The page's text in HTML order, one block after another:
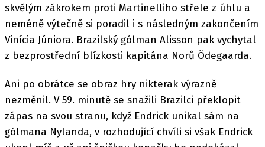
skvělým zákrokem proti Martinelliho střele z úhlu a
neméně výtečně si poradil i s následným zakončením
Vinícia Júniora. Brazilský gólman Alisson pak vychytal
z bezprostřední blízkosti kapitána Norů Ödegaarda.
Ani po obrátce se obraz hry nikterak výrazně
nezměnil. V 59. minutě se snažili Brazilci překlopit
zápas na svou stranu, když Endrick unikal sám na
gólmana Nylanda, v rozhodující chvíli si však Endrick